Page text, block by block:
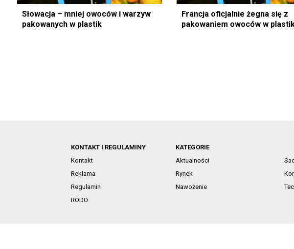
Słowacja – mniej owoców i warzyw
pakowanych w plastik
Francja oficjalnie żegna się z
pakowaniem owoców w
KONTAKT I REGULAMINY
Kontakt
Reklama
Regulamin
RODO
KATEGORIE
Aktualności
Rynek
Nawożenie